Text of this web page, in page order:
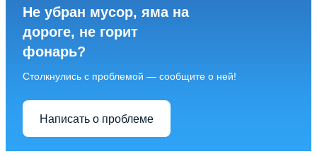
Не убран мусор, яма на
дороге, не горит
фонарь?
Столкнулись с проблемой — сообщите о ней!
Написать о проблеме